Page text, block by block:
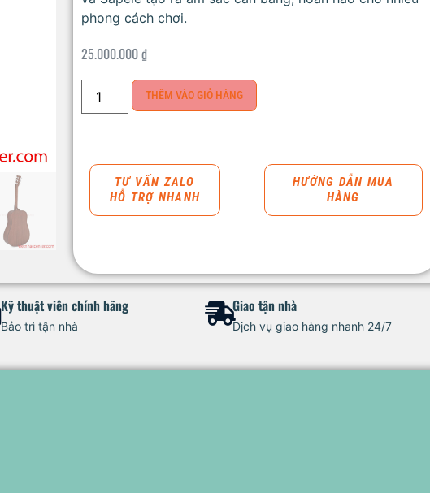
phong cách chơi.
25.000.000₫
THÊM VÀO GIỎ HÀNG
TƯ VẤN ZALO
HỖ TRỢ NHANH
HƯỚNG DẪN MUA
HÀNG
Kỹ thuật viên chính hãng
Bảo trì tận nhà
Giao tận nhà
Dịch vụ giao hàng nhanh 24/7